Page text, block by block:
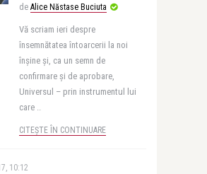
de Alice Năstase Buciuta
Vă scriam ieri despre
însemnătatea întoarcerii la noi
înșine și, ca un semn de
confirmare și de aprobare,
Universul – prin instrumentul lui
care ..
CITEȘTE ÎN CONTINUARE
10:12